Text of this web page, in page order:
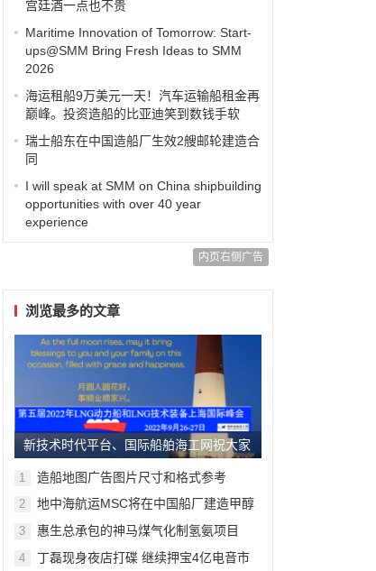
宫廷酒一点也不贵
Maritime Innovation of Tomorrow: Start-
ups@SMM Bring Fresh Ideas to SMM
2026
海运租船9万美元一天！汽车运输船租金再
巅峰。投资造船的比亚迪笑到数钱手软
瑞士船东在中国造船厂生效2艘邮轮建造合
同
I will speak at SMM on China shipbuilding
opportunities with over 40 year
experience
内页右侧广告
浏览最多的文章
新技术时代平台、国际船舶海工网祝大家
中秋节欢乐！
1 造船地图广告图片尺寸和格式参考
2
地中海航运MSC将在中国船厂建造甲醇
3
惠生总承包的神马煤气化制氢氨项目
4
丁磊现身夜店打碟 继续押宝4亿电音市